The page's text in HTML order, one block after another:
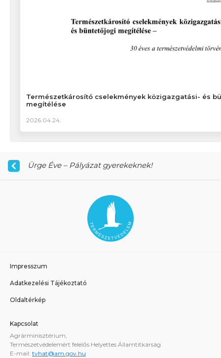
Természetkárosító cselekmények közigazgatási- és
megítélése
2026.04.24.
Ürge Éve – Pályázat gyerekeknek!
Impresszum
Adatkezelési Tájékoztató
Oldaltérkép
Kapcsolat
Agrárminisztérium,
Természetvédelemért felelős Helyettes Államtitkárság
E-mail: tvhat@am.gov.hu